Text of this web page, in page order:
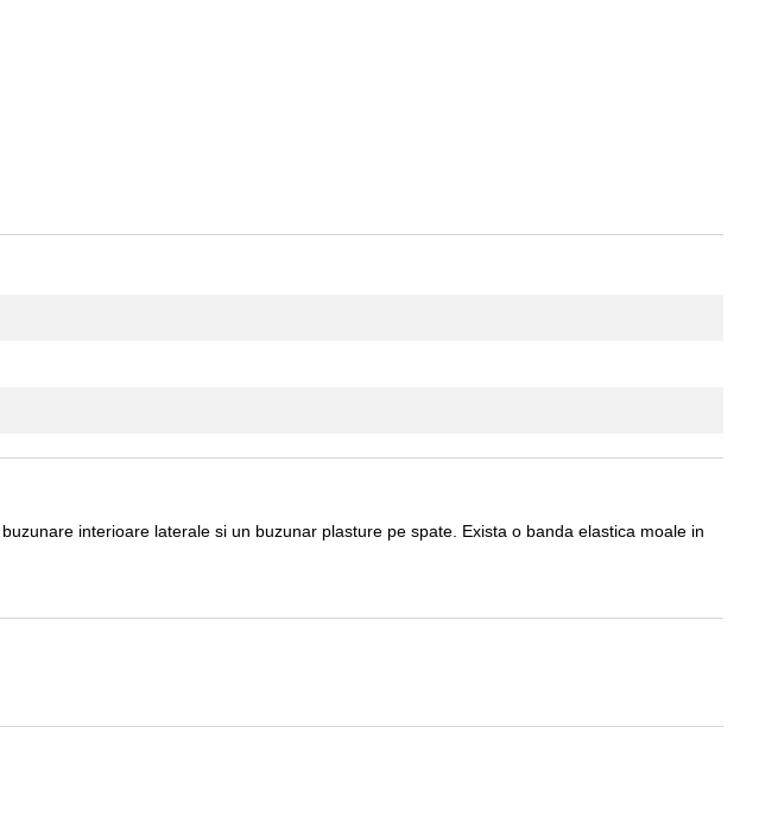
interioare laterale si un buzunar plasture pe spate. Exista o banda elastica moale in